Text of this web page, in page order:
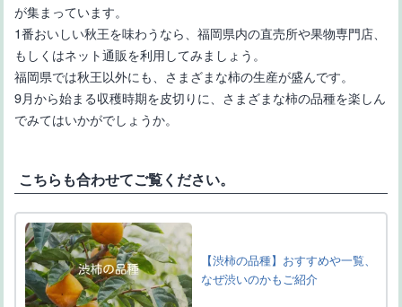
が集まっています。
1番おいしい秋王を味わうなら、福岡県内の直売所や果物専門店、
もしくはネット通販を利用してみましょう。
福岡県では秋王以外にも、さまざまな柿の生産が盛んです。
9月から始まる収穫時期を皮切りに、さまざまな柿の品種を楽しん
でみてはいかがでしょうか。
こちらも合わせてご覧ください。
【渋柿の品種】おすすめや一覧、
なぜ渋いのかもご紹介